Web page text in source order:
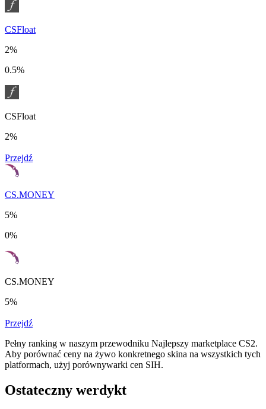
CSFloat
2%
0.5%
CSFloat
2%
Przejdź
CS.MONEY
5%
0%
CS.MONEY
5%
Przejdź
Pełny ranking w naszym przewodniku Najlepszy marketplace CS2.
Aby porównać ceny na żywo konkretnego skina na wszystkich tych
platformach, użyj porównywarki cen SIH.
Ostateczny werdykt